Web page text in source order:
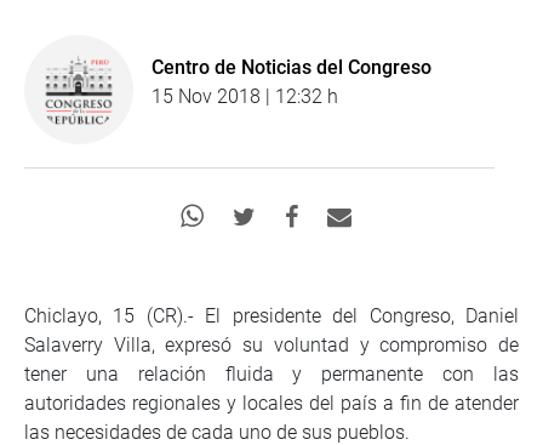
Centro de Noticias del Congreso
15 Nov 2018 | 12:32 h
Chiclayo, 15 (CR).- El presidente del Congreso, Daniel
Salaverry Villa, expresó su voluntad y compromiso de
tener una relación fluida y permanente con las
autoridades regionales y locales del país a fin de atender
las necesidades de cada uno de sus pueblos.